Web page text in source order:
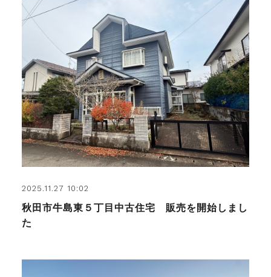
2025.11.27 10:02
秋田市牛島東５丁目中古住宅 販売を開始しまし
た